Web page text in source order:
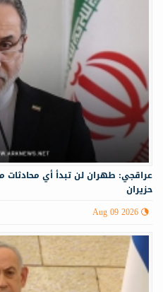
عراقجي: طهران لن تبدأ أي
حزيران
Aug 09 2026